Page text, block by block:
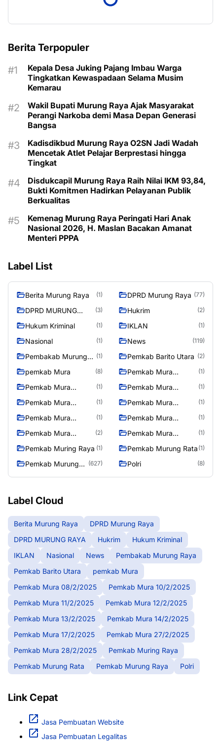
Berita Terpopuler
Kepala Desa Juking Pajang Imbau Warga
Tingkatkan Kewaspadaan Selama Musim
Kemarau
Wakil Bupati Murung Raya Ajak Masyarakat
Perangi Narkoba demi Masa Depan Generasi
Bangsa
Kadisdikbud Murung Raya O2SN Jadi Wadah
Mencetak Atlet Pelajar Berprestasi hingga
Tingkat
Disdukcapil Murung Raya Raih Nilai IKM 93,84,
Bukti Komitmen Hadirkan Pelayanan Publik
Berkualitas
Kemenag Murung Raya Peringati Hari Anak
Nasional 2026, H. Maslan Bacakan Amanat
Menteri PPPA
Label List
Berita Murung Raya (1) DPRD Murung Raya (77)
DPRD MURUNG
(3) Hukrim (2)
Hukum Kriminal (1) IKLAN (1)
Nasional (1) News (119)
Pembakab Murung
(1) Pemkab Barito Utara (2)
pemkab Mura (8)
Pemkab Mura
(1)
Pemkab Mura
(1)
Pemkab Mura
(1)
Pemkab Mura
(1)
Pemkab Mura
(1)
Pemkab Mura
(1)
Pemkab Mura
(1)
Pemkab Mura
(2)
Pemkab Mura
(1)
Pemkab Muring Raya (1) Pemkab Murung Rata (1)
Pemkab Murung
(627) Polri (8)
Label Cloud
Berita Murung Raya
DPRD Murung Raya
DPRD MURUNG RAYA
Hukrim
Hukum Kriminal
IKLAN
Nasional News
Pembakab Murung Raya
Pemkab Barito Utara
pemkab Mura
Pemkab Mura 08/2/2025
Pemkab Mura 10/2/2025
Pemkab Mura 11/2/2025
Pemkab Mura 12/2/2025
Pemkab Mura 13/2/2025
Pemkab Mura 14/2/2025
Pemkab Mura 17/2/2025
Pemkab Mura 27/2/2025
Pemkab Mura 28/2/2025
Pemkab Muring Raya
Pemkab Murung Rata
Pemkab Murung Raya Polri
Link Cepat
Jasa Pembuatan Website
Jasa Pembuatan Legalitas